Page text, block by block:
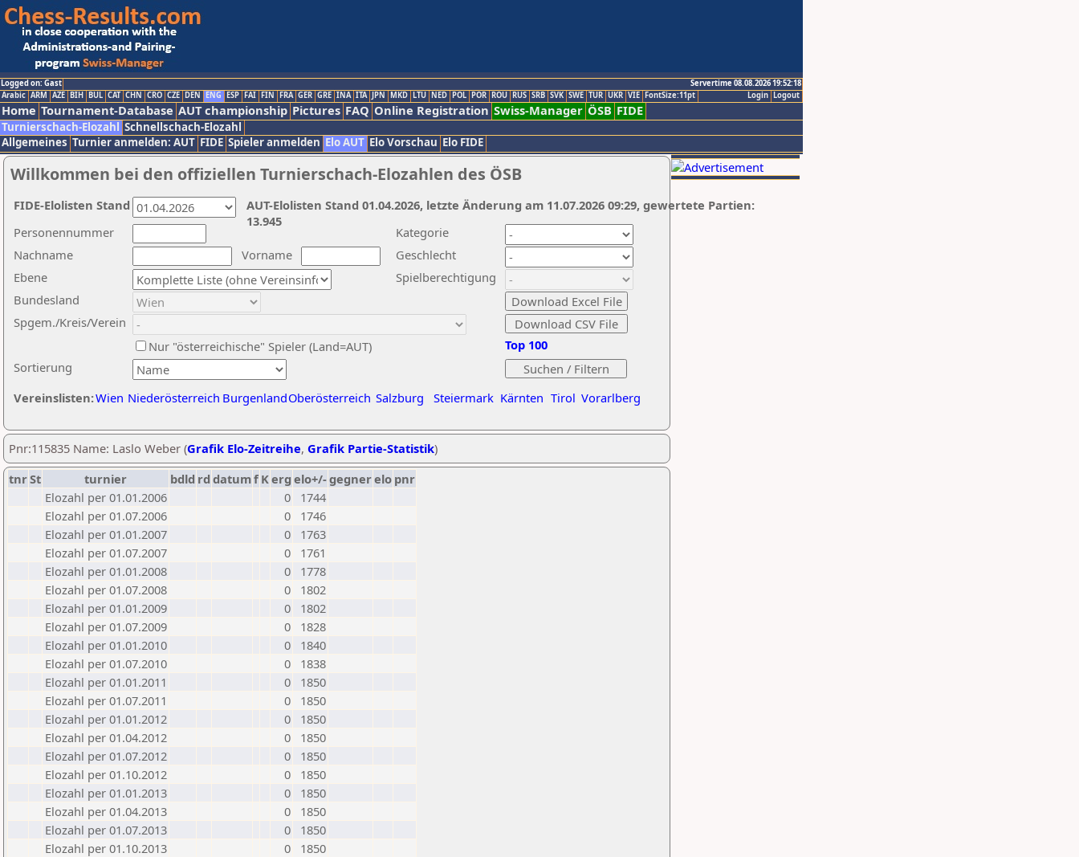
Logged on: Gast
Servertime 08.08.2026 19:52:18
Logout
Login
Arabic ARM AZE BIH BUL CAT CHN CRO CZE DEN ENG ESP FAI FIN FRA GER GRE INA ITA JPN MKD LTU NED POL POR ROU RUS SRB SVK SWE TUR UKR VIE FontSize:11pt
Home Tournament-Database AUT championship Pictures FAQ Online Registration Swiss-Manager ÖSB FIDE
Turnierschach-Elozahl Schnellschach-Elozahl
Allgemeines Turnier anmelden: AUT FIDE Spieler anmelden Elo AUT Elo Vorschau Elo FIDE
Willkommen bei den offiziellen Turnierschach-Elozahlen des ÖSB
Nachname
Vorname
Ebene
Kategorie
Sortierung
Personennummer
Bundesland
Spgem./Kreis/Verein
Geschlecht
Nur "österreichische" Spieler (Land=AUT)
Spielberechtigung
Vereinslisten:Wien Niederösterreich BurgenlandOberösterreich Salzburg Steiermark Kärnten Tirol Vorarlberg
Top 100
AUT-Elolisten Stand 01.04.2026, letzte Änderung am 11.07.2026 09:29, gewertete Partien:
13.945
FIDE-Elolisten Stand
Pnr:115835 Name: Laslo Weber (Grafik Elo-Zeitreihe, Grafik Partie-Statistik)
tnrSt turnier bdld rd datumf Kerg elo+/-gegnerelo pnr
Elozahl per 01.01.2006
0
1744
Elozahl per 01.07.2006
0
1746
Elozahl per 01.01.2007
0
1763
Elozahl per 01.07.2007
0
1761
Elozahl per 01.01.2008
0
1778
Elozahl per 01.07.2008
0
1802
Elozahl per 01.01.2009
0
1802
Elozahl per 01.07.2009
0
1828
Elozahl per 01.01.2010
0
1840
Elozahl per 01.07.2010
0
1838
Elozahl per 01.01.2011
0
1850
Elozahl per 01.07.2011
0
1850
Elozahl per 01.01.2012
0
1850
Elozahl per 01.04.2012
0
1850
Elozahl per 01.07.2012
0
1850
Elozahl per 01.10.2012
0
1850
Elozahl per 01.01.2013
0
1850
Elozahl per 01.04.2013
0
1850
Elozahl per 01.07.2013
0
1850
Elozahl per 01.10.2013
0
1850